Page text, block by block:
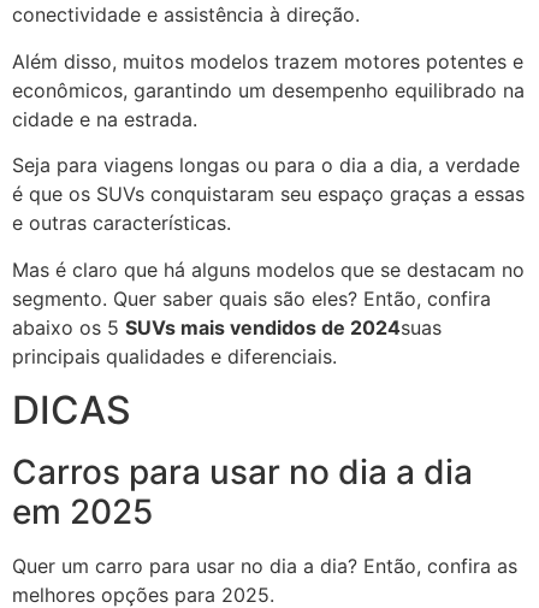
conectividade e assistência à direção.
Além disso, muitos modelos trazem motores potentes e
econômicos, garantindo um desempenho equilibrado na
cidade e na estrada.
Seja para viagens longas ou para o dia a dia, a verdade
é que os SUVs conquistaram seu espaço graças a essas
e outras características.
Mas é claro que há alguns modelos que se destacam no
segmento. Quer saber quais são eles? Então, confira
abaixo os 5 SUVs mais vendidos de 2024suas
principais qualidades e diferenciais.
DICAS
Carros para usar no dia a dia
em 2025
Quer um carro para usar no dia a dia? Então, confira as
melhores opções para 2025.